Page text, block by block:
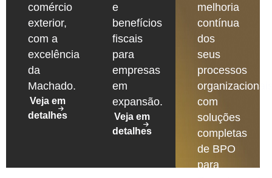
comércio
exterior,
com a
excelência
da
Machado.
Veja em
detalhes
e
benefícios
fiscais
para
empresas
em
expansão.
Veja em
detalhes
melhoria
contínua
dos
seus
processos
com
soluções
completas
de BPO
para